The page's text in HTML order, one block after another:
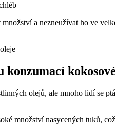
a nezneužívat ho ve
olejů, ale mnoho lidí se
množství nasycených tuků,